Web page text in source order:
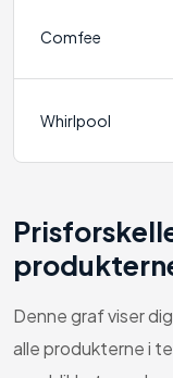
Electrolux Well
DeLonghi PAC
FAQ
Kilder
Se også
Comfee
Whirlpool
Denne graf viser
alle produkterne i